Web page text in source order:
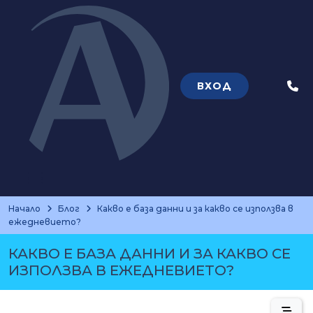
ВХОД
Начало Блог
Какво е база данни и за какво се използва в
ежедневието?
КАКВО Е БАЗА ДАННИ И ЗА КАКВО СЕ
ИЗПОЛЗВА В ЕЖЕДНЕВИЕТО?